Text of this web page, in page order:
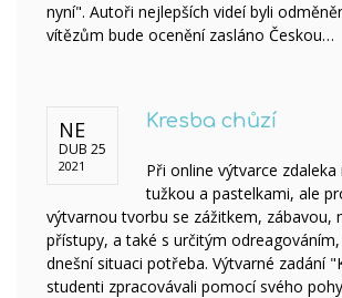
nyní". Autoři nejlepších videí byli
vítězům bude ocenění zasláno Českou…
NE
DUB 25
2021
Kresba chůzí
Při online výtvarce
tužkou a pastelkami, ale
výtvarnou tvorbu se zážitkem, zábavou,
přístupy, a také s určitým
dnešní situaci potřeba. Výtvarné zadání
studenti zpracovávali pomocí svého